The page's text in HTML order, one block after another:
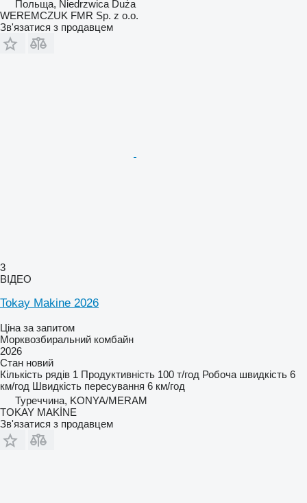
Польща, Niedrzwica Duża
WEREMCZUK FMR Sp. z o.o.
Зв'язатися з продавцем
3
ВІДЕО
Tokay Makine 2026
Ціна за запитом
Морквозбиральний комбайн
2026
Стан новий
Кількість рядів 1 Продуктивність 100 т/год Робоча швидкість 6
км/год Швидкість пересування 6 км/год
Туреччина, KONYA/MERAM
TOKAY MAKİNE
Зв'язатися з продавцем